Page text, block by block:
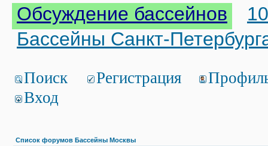
Обсуждение бассейнов
Бассейны Санкт-
Поиск Регистрация
Вход
Список форумов Бассейны Москвы